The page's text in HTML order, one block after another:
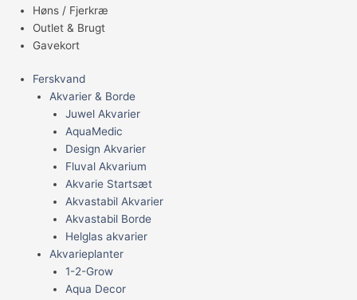
Høns / Fjerkræ
Outlet & Brugt
Gavekort
Ferskvand
Akvarier & Borde
Juwel Akvarier
AquaMedic
Design Akvarier
Fluval Akvarium
Akvarie Startsæt
Akvastabil Akvarier
Akvastabil Borde
Helglas akvarier
Akvarieplanter
1-2-Grow
Aqua Decor